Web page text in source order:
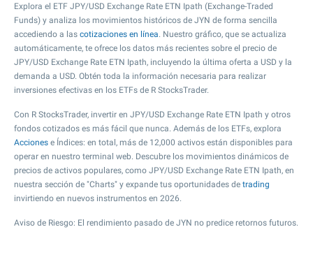
Explora el ETF JPY/USD Exchange Rate ETN Ipath (Exchange-Traded
Funds) y analiza los movimientos históricos de JYN de forma sencilla
accediendo a las cotizaciones en línea. Nuestro gráfico, que se actualiza
automáticamente, te ofrece los datos más recientes sobre el precio de
JPY/USD Exchange Rate ETN Ipath, incluyendo la última oferta a USD y la
demanda a USD. Obtén toda la información necesaria para realizar
inversiones efectivas en los ETFs de R StocksTrader.
Con R StocksTrader, invertir en JPY/USD Exchange Rate ETN Ipath y otros
fondos cotizados es más fácil que nunca. Además de los ETFs, explora
Acciones e Índices: en total, más de 12,000 activos están disponibles para
operar en nuestro terminal web. Descubre los movimientos dinámicos de
precios de activos populares, como JPY/USD Exchange Rate ETN Ipath, en
nuestra sección de "Charts" y expande tus oportunidades de trading
invirtiendo en nuevos instrumentos en 2026.
Aviso de Riesgo: El rendimiento pasado de JYN no predice retornos futuros.